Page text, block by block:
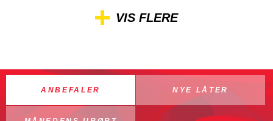
VIS FLERE
ANBEFALER NYE LÅTER